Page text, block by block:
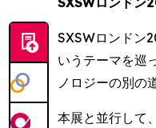
SXSWロンドン
いうテーマを巡
ノロジーの別の
本展と並行して